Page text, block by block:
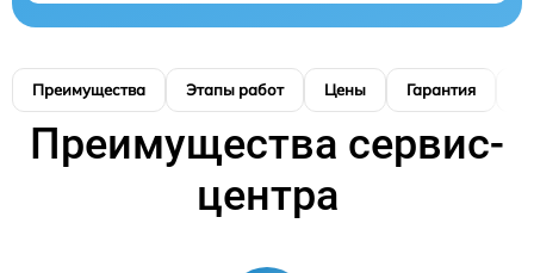
Преимущества Этапы работ Цены Гарантия
Преимущества сервис-
центра